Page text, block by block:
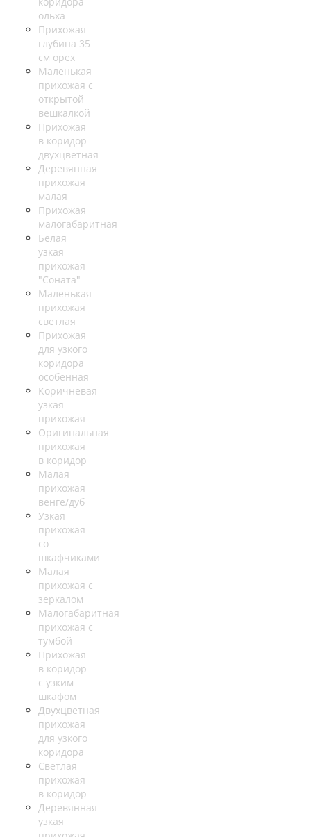
ольха
Прихожая
глубина 35
см орех
Маленькая
прихожая с
открытой
вешкалкой
Прихожая
в коридор
двухцветная
Деревянная
прихожая
малая
Прихожая
малогабаритная
Белая
узкая
прихожая
"Соната"
Маленькая
прихожая
светлая
Прихожая
для узкого
коридора
особенная
Коричневая
узкая
прихожая
Оригинальная
прихожая
в коридор
Малая
прихожая
венге/дуб
Узкая
прихожая
со
шкафчиками
Малая
прихожая с
зеркалом
Малогабаритная
прихожая с
тумбой
Прихожая
в коридор
с узким
шкафом
Двухцветная
прихожая
для узкого
коридора
Светлая
прихожая
в коридор
Деревянная
узкая